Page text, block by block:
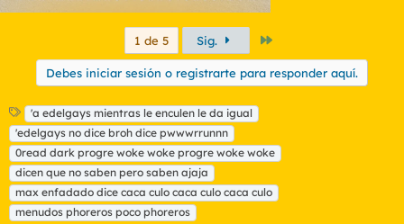
1 de 5 Sig.
Debes iniciar sesión o registrarte para responder aquí.
E
t
i
q
u
e
t
'a edelgays mientras le enculen le da igual
'edelgays no dice broh dice pwwwrrunnn
0read dark progre woke woke progre woke woke
dicen que no saben pero saben ajaja
max enfadado dice caca culo caca culo caca culo
menudos phoreros poco phoreros